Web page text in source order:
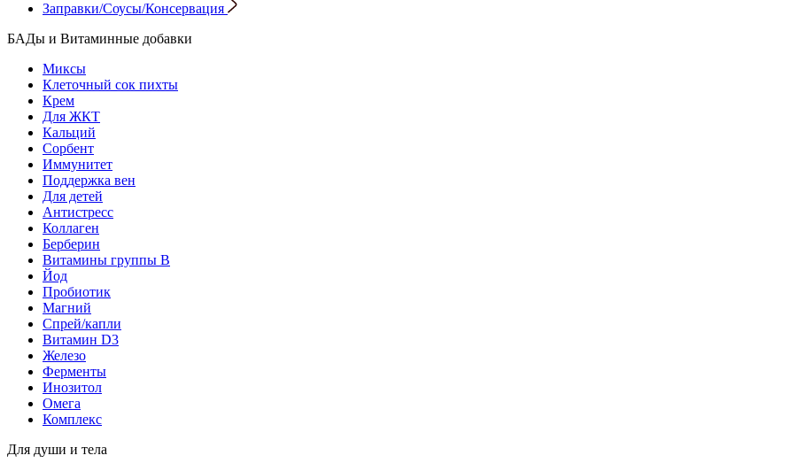
Заправки/Соусы/Консервация
БАДы и Витаминные добавки
Миксы
Клеточный сок пихты
Крем
Для ЖКТ
Кальций
Сорбент
Иммунитет
Поддержка вен
Для детей
Антистресс
Коллаген
Берберин
Витамины группы B
Йод
Пробиотик
Магний
Спрей/капли
Витамин D3
Железо
Ферменты
Инозитол
Омега
Комплекс
Для души и тела